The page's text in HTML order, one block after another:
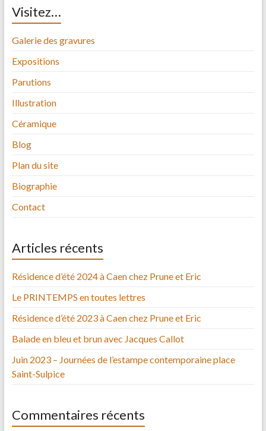
Visitez…
Galerie des gravures
Expositions
Parutions
Illustration
Céramique
Blog
Plan du site
Biographie
Contact
Articles récents
Résidence d’été 2024 à Caen chez Prune et Eric
Le PRINTEMPS en toutes lettres
Résidence d’été 2023 à Caen chez Prune et Eric
Balade en bleu et brun avec Jacques Callot
Juin 2023 – Journées de l’estampe contemporaine place
Saint-Sulpice
Commentaires récents